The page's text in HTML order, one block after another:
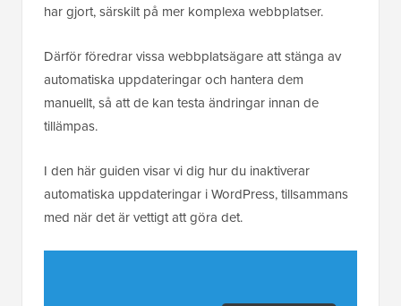
har gjort, särskilt på mer komplexa webbplatser.
Därför föredrar vissa webbplatsägare att stänga av
automatiska uppdateringar och hantera dem
manuellt, så att de kan testa ändringar innan de
tillämpas.
I den här guiden visar vi dig hur du inaktiverar
automatiska uppdateringar i WordPress, tillsammans
med när det är vettigt att göra det.